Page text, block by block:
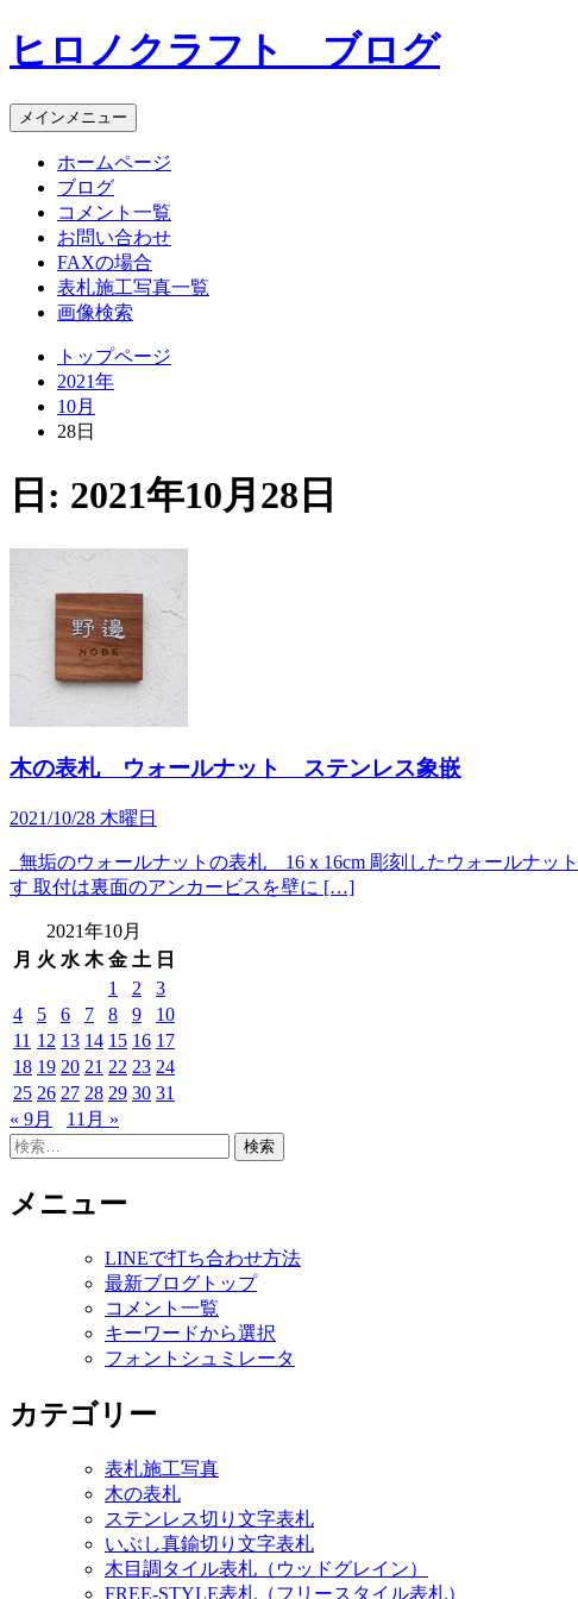
コ
ン
ン
ツ
ヒロノクラフト ブログ
メインメニュー
ホームページ
ブログ
コメント一覧
お問い合わせ
FAXの場合
表札施工写真一覧
画像検索
トップページ
2021年
10月
28日
日: 2021年10月28日
木の表札 ウォールナット ステンレス象嵌
2021/10/28 木曜日
無垢のウォールナットの表札 16ｘ16cm 彫刻したウォールナッ
す 取付は裏面のアンカービスを壁に […]
2021年10月
月 火 水 木 金 土 日
1
2
3
4
5 6 7 8 9
10
11 12 13 14 15 16 17
18 19 20 21 22 23 24
25 26 27 28 29 30 31
« 9月
11月 »
検
メニュー
LINEで打ち合わせ方法
最新ブログトップ
コメント一覧
キーワードから選択
フォントシュミレータ
カテゴリー
表札施工写真
木の表札
ステンレス切り文字表札
いぶし真鍮切り文字表札
木目調タイル表札（ウッドグレイン）
FREE-STYLE表札（フリースタイル表札）